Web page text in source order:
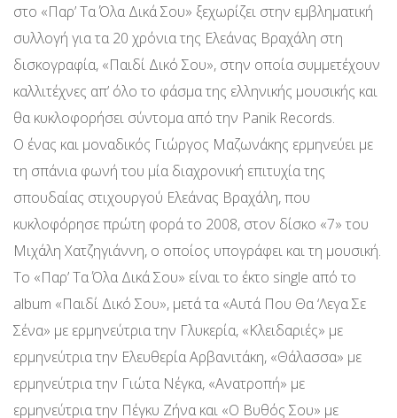
στο «Παρ’ Τα Όλα Δικά Σου» ξεχωρίζει στην εμβληματική
συλλογή για τα 20 χρόνια της Ελεάνας Βραχάλη στη
δισκογραφία, «Παιδί Δικό Σου», στην οποία συμμετέχουν
καλλιτέχνες απ’ όλο το φάσμα της ελληνικής μουσικής και
θα κυκλοφορήσει σύντομα από την Panik Records.
Ο ένας και μοναδικός Γιώργος Μαζωνάκης ερμηνεύει με
τη σπάνια φωνή του μία διαχρονική επιτυχία της
σπουδαίας στιχουργού Ελεάνας Βραχάλη, που
κυκλοφόρησε πρώτη φορά το 2008, στον δίσκο «7» του
Μιχάλη Χατζηγιάννη, ο οποίος υπογράφει και τη μουσική.
Το «Παρ’ Τα Όλα Δικά Σου» είναι το έκτο single από το
album «Παιδί Δικό Σου», μετά τα «Αυτά Που Θα ‘Λεγα Σε
Σένα» με ερμηνεύτρια την Γλυκερία, «Κλειδαριές» με
ερμηνεύτρια την Ελευθερία Αρβανιτάκη, «Θάλασσα» με
ερμηνεύτρια την Γιώτα Νέγκα, «Ανατροπή» με
ερμηνεύτρια την Πέγκυ Ζήνα και «Ο Βυθός Σου» με